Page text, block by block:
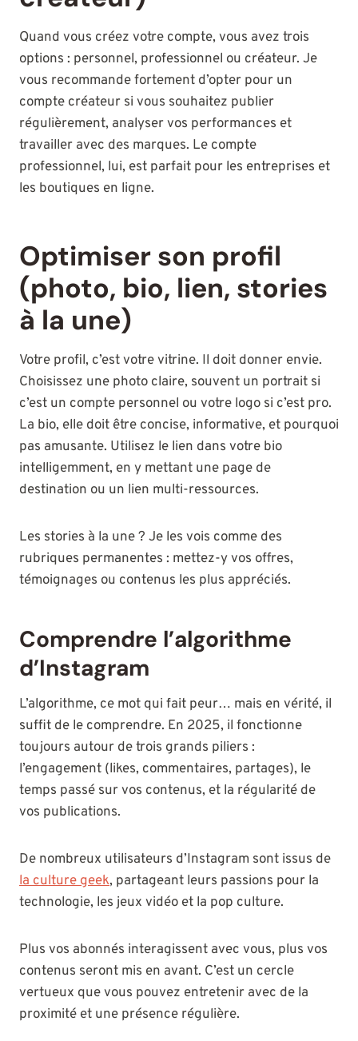
Quand vous créez votre compte, vous avez trois
options : personnel, professionnel ou créateur. Je
vous recommande fortement d’opter pour un
compte créateur si vous souhaitez publier
régulièrement, analyser vos performances et
travailler avec des marques. Le compte
professionnel, lui, est parfait pour les entreprises et
les boutiques en ligne.
Optimiser son profil
(photo, bio, lien, stories
à la une)
Votre profil, c’est votre vitrine. Il doit donner envie.
Choisissez une photo claire, souvent un portrait si
c’est un compte personnel ou votre logo si c’est pro.
La bio, elle doit être concise, informative, et pourquoi
pas amusante. Utilisez le lien dans votre bio
intelligemment, en y mettant une page de
destination ou un lien multi-ressources.
Les stories à la une ? Je les vois comme des
rubriques permanentes : mettez-y vos offres,
témoignages ou contenus les plus appréciés.
Comprendre l’algorithme
d’Instagram
L’algorithme, ce mot qui fait peur… mais en vérité, il
suffit de le comprendre. En 2025, il fonctionne
toujours autour de trois grands piliers :
l’engagement (likes, commentaires, partages), le
temps passé sur vos contenus, et la régularité de
vos publications.
De nombreux utilisateurs d’Instagram sont issus de
la culture geek, partageant leurs passions pour la
technologie, les jeux vidéo et la pop culture.
Plus vos abonnés interagissent avec vous, plus vos
contenus seront mis en avant. C’est un cercle
vertueux que vous pouvez entretenir avec de la
proximité et une présence régulière.